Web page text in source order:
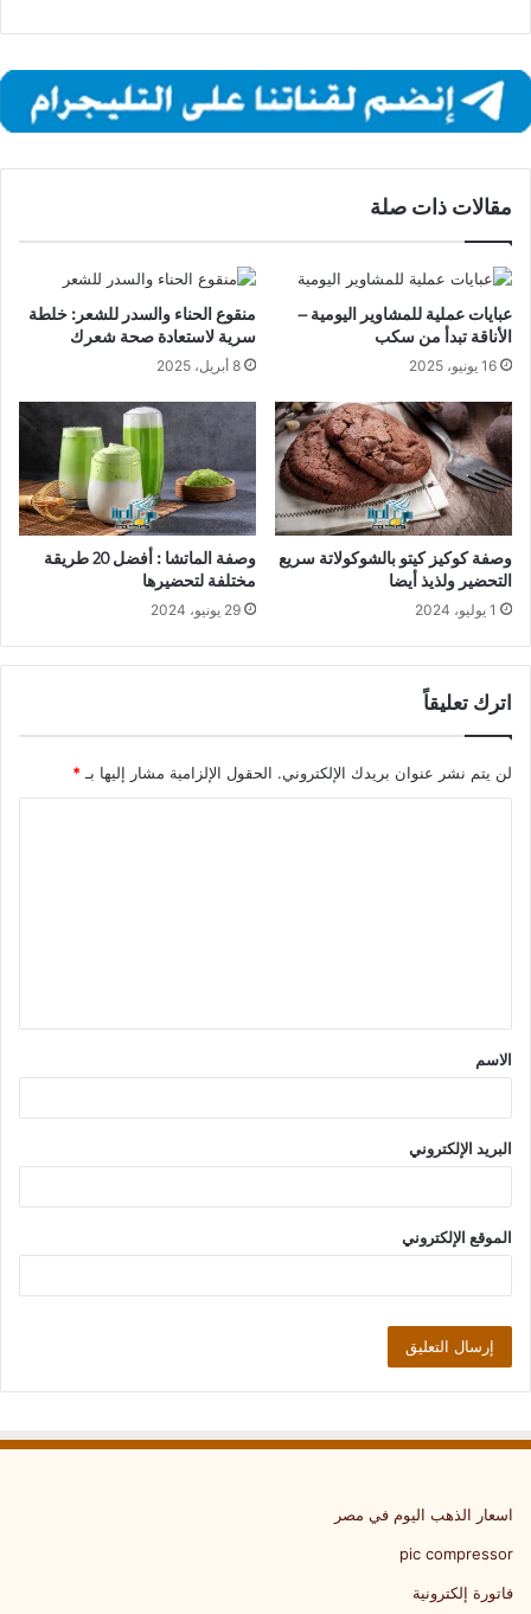
مقالات ذات صلة
عبايات عملية للمشاوير اليومية –
الأناقة تبدأ من سكب
16 يونيو، 2025
منقوع الحناء والسدر للشعر: خلطة
سرية لاستعادة صحة شعرك
8 أبريل، 2025
وصفة كوكيز كيتو بالشوكولاتة سريع
التحضير ولذيذ أيضا
1 يوليو، 2024
وصفة الماتشا : أفضل 20 طريقة
مختلفة لتحضيرها
29 يونيو، 2024
اترك تعليقاً
لن يتم نشر عنوان بريدك الإلكتروني. الحقول الإلزامية مشار إليها بـ *
ق
*
الاسم
البريد الإلكتروني
الموقع الإلكتروني
اسعار الذهب اليوم في مصر
pic compressor
فاتورة إلكترونية